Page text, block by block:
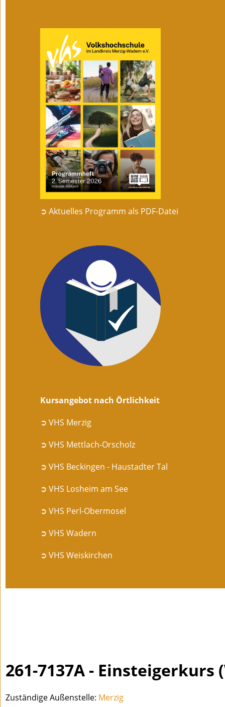
➲ Aktuelles Programm als PDF-Datei
Kursangebot nach Örtlichkeit
➲ VHS Merzig
➲ VHS Mettlach-Orscholz
➲ VHS Beckingen - Haustadter Tal
➲ VHS Losheim am See
➲ VHS Perl-Obermosel
➲ VHS Wadern
➲ VHS Weiskirchen
261-7137A -
Zuständige Außenstelle: Merzig